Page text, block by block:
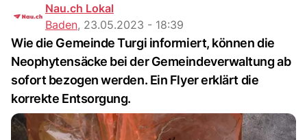
Nau.ch Lokal
Baden, 23.05.2023 - 18:39
Wie die Gemeinde Turgi informiert, können die
Neophytensäcke bei der Gemeindeverwaltung ab
sofort bezogen werden. Ein Flyer erklärt die
korrekte Entsorgung.